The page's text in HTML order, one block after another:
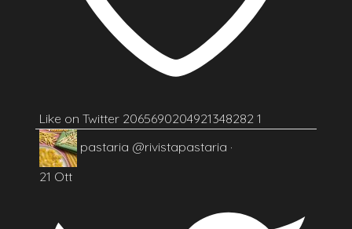
Like on Twitter 2065690204921348282 1
pastaria @rivistapastaria ·
21 Ott